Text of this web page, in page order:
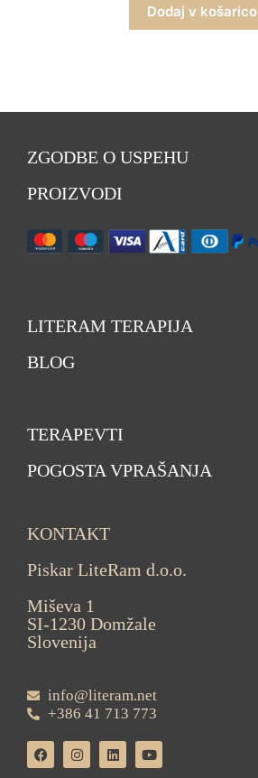
Dodaj v košarico
ZGODBE O USPEHU
PROIZVODI
LITERAM TERAPIJA
BLOG
TERAPEVTI
POGOSTA VPRAŠANJA
KONTAKT
Piskar LiteRam d.o.o.
Miševa 1
SI-1230 Domžale
Slovenija
info@literam.net
+386 41 713 773